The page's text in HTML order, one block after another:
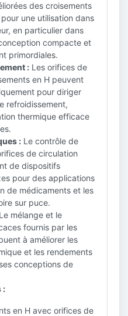
des croisements
une utilisation dans
en particulier dans
compacte et
primordiales.
: Les orifices de
en H peuvent
pour diriger
refroidissement,
thermique efficace
: Le contrôle de
de circulation
de dispositifs
pour des applications
de médicaments et les
sur puce.
Le mélange et le
fournis par les
à améliorer les
et les rendements
conceptions de
:
en H avec orifices de